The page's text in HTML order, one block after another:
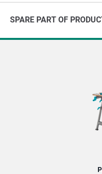
SPARE PART OF